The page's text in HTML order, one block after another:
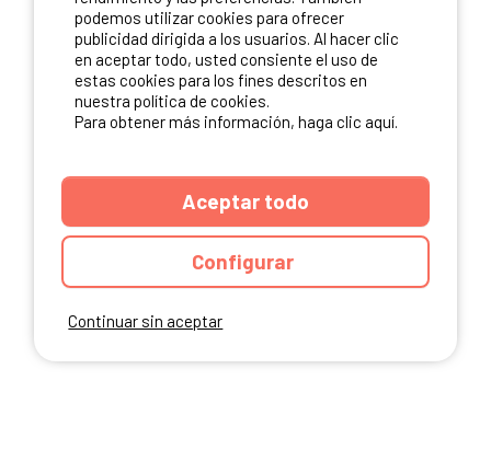
NUESTROS PARTNERS
Continuar sin aceptar
podemos utilizar cookies para ofrecer
publicidad dirigida a los usuarios. Al hacer clic
en aceptar todo, usted consiente el uso de
estas cookies para los fines descritos en
nuestra política de cookies.
Para obtener más información, haga clic aquí.
Aceptar todo
Configurar